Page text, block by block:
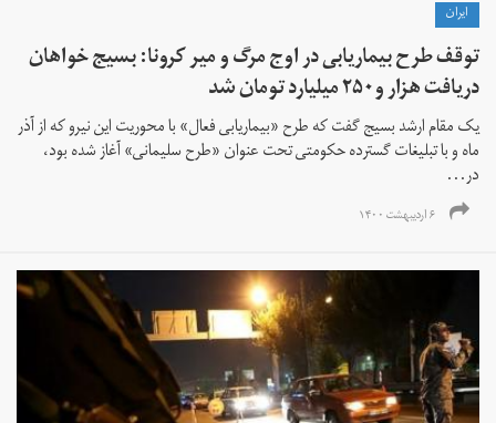
ايران
توقف طرح بیماریابی در اوج مرگ و میر کرونا: بسیج خواهان
دریافت هزار و۲۵۰ میلیارد تومان شد
یک مقام ارشد بسیج گفت که طرح «بیماریابی فعال» با محوریت این نیرو که از آذر
ماه و با تبلیغات گسترده حکومتی تحت عنوان «طرح سلیمانی» آغاز شده بود،
در...
۶ اردیبهشت ۱۴۰۰